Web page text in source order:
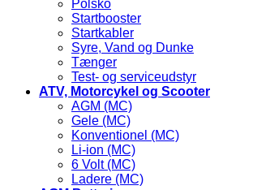
Polsko
Startbooster
Startkabler
Syre, Vand og Dunke
Tænger
Test- og serviceudstyr
ATV, Motorcykel og Scooter
AGM (MC)
Gele (MC)
Konventionel (MC)
Li-ion (MC)
6 Volt (MC)
Ladere (MC)